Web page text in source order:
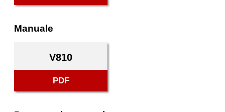
Manuale
V810
PDF